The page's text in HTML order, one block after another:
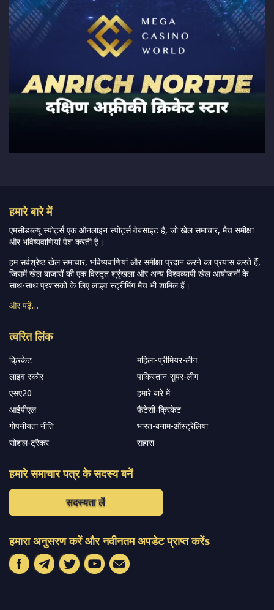
हमारे बारे में
एमसीडब्ल्यू स्पोर्ट्स एक ऑनलाइन स्पोर्ट्स वेबसाइट है, जो खेल समाचार, मैच समीक्षा
और भविष्यवाणियां पेश करती है।
हम सर्वश्रेष्ठ खेल समाचार, भविष्यवाणियां और समीक्षा प्रदान करने का प्रयास करते हैं,
जिसमें खेल बाजारों की एक विस्तृत श्रृंखला और अन्य विश्वव्यापी खेल आयोजनों के
साथ-साथ प्रशंसकों के लिए लाइव स्ट्रीमिंग मैच भी शामिल हैं।
और पढ़ें…
त्वरित लिंक
क्रिकेट
महिला-प्रीमियर-लीग
लाइव स्कोर
पाकिस्तान-सुपर-लीग
एसए20
हमारे बारे में
आईपीएल
फैंटेसी-क्रिकेट
गोपनीयता नीति
भारत-बनाम-ऑस्ट्रेलिया
सोशल-ट्रैकर
सहारा
हमारे समाचार पत्र के सदस्य बनें
सदस्यता लें
हमारा अनुसरण करें और नवीनतम अपडेट प्राप्त करेंs